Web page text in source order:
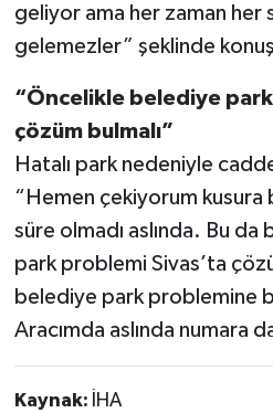
geliyor ama her zaman her
gelemezler” şeklinde
“Öncelikle belediye
çözüm bulmalı”
Hatalı park nedeniyle
“Hemen çekiyorum kusura
süre olmadı aslında. Bu
park problemi Sivas’ta
belediye park problemine
Aracımda aslında numara
Kaynak: İHA